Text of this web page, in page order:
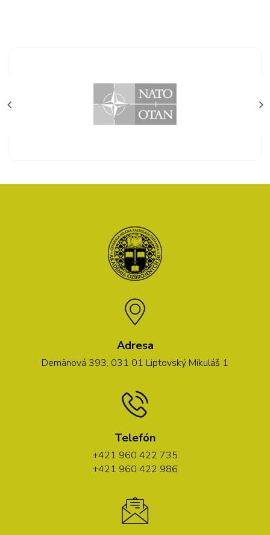
Adresa
Demänová 393, 031 01 Liptovský Mikuláš 1
Telefón
+421 960 422 735
+421 960 422 986